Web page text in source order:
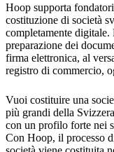
Hoop supporta
costituzione di società
completamente
preparazione dei
firma elettronica, al
registro di commercio,
Vuoi costituire una
più grandi della
con un profilo forte nei
Con Hoop, il processo